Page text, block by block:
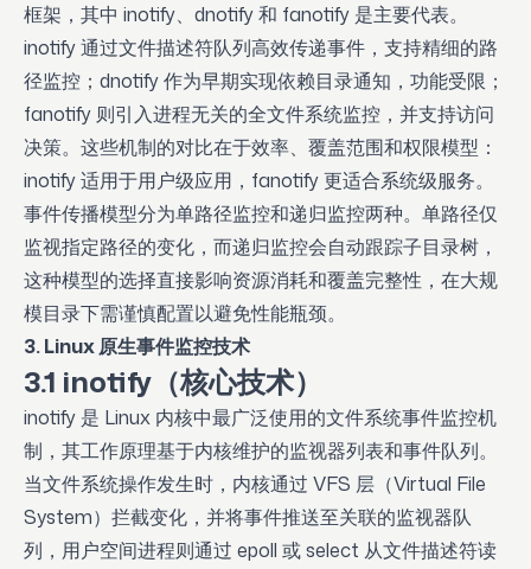
框架，其中 inotify、dnotify 和 fanotify 是主要代表。
inotify 通过文件描述符队列高效传递事件，支持精细的路
径监控；dnotify 作为早期实现依赖目录通知，功能受限；
fanotify 则引入进程无关的全文件系统监控，并支持访问
决策。这些机制的对比在于效率、覆盖范围和权限模型：
inotify 适用于用户级应用，fanotify 更适合系统级服务。
事件传播模型分为单路径监控和递归监控两种。单路径仅
监视指定路径的变化，而递归监控会自动跟踪子目录树，
这种模型的选择直接影响资源消耗和覆盖完整性，在大规
模目录下需谨慎配置以避免性能瓶颈。
3. Linux 原生事件监控技术
3.1 inotify（核心技术）
inotify 是 Linux 内核中最广泛使用的文件系统事件监控机
制，其工作原理基于内核维护的监视器列表和事件队列。
当文件系统操作发生时，内核通过 VFS 层（Virtual File
System）拦截变化，并将事件推送至关联的监视器队
列，用户空间进程则通过 epoll 或 select 从文件描述符读